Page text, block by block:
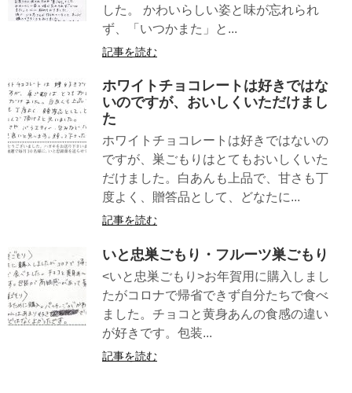
した。 かわいらしい姿と味が忘れられ
ず、「いつかまた」と...
記事を読む
ホワイトチョコレートは好きではな
いのですが、おいしくいただけまし
た
ホワイトチョコレートは好きではないの
ですが、巣ごもりはとてもおいしくいた
だけました。白あんも上品で、甘さも丁
度よく、贈答品として、どなたに...
記事を読む
いと忠巣ごもり・フルーツ巣ごもり
<いと忠巣ごもり>お年賀用に購入しまし
たがコロナで帰省できず自分たちで食べ
ました。チョコと黄身あんの食感の違い
が好きです。包装...
記事を読む